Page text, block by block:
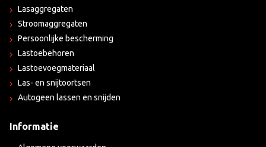
Lasaggregaten
Stroomaggregaten
Persoonlijke bescherming
Lastoebehoren
Lastoevoegmateriaal
Las- en snijtoortsen
Autogeen lassen en snijden
Informatie